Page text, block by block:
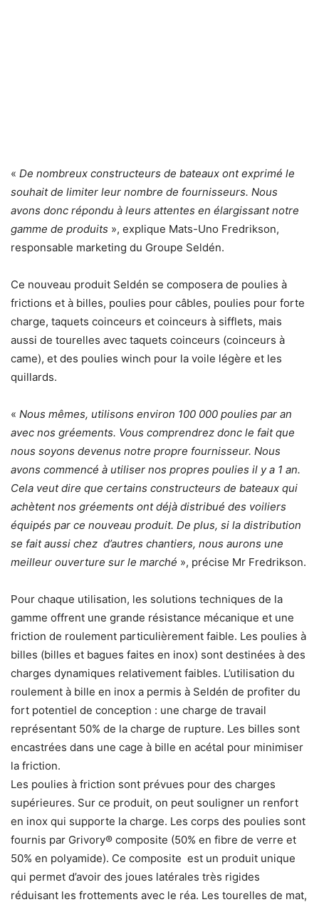
« De nombreux constructeurs de bateaux ont exprimé le
souhait de limiter leur nombre de fournisseurs. Nous
avons donc répondu à leurs attentes en élargissant notre
gamme de produits », explique Mats-Uno Fredrikson,
responsable marketing du Groupe Seldén.
Ce nouveau produit Seldén se composera de poulies à
frictions et à billes, poulies pour câbles, poulies pour forte
charge, taquets coinceurs et coinceurs à sifflets, mais
aussi de tourelles avec taquets coinceurs (coinceurs à
came), et des poulies winch pour la voile légère et les
quillards.
« Nous mêmes, utilisons environ 100 000 poulies par an
avec nos gréements. Vous comprendrez donc le fait que
nous soyons devenus notre propre fournisseur. Nous
avons commencé à utiliser nos propres poulies il y a 1 an.
Cela veut dire que certains constructeurs de bateaux qui
achètent nos gréements ont déjà distribué des voiliers
équipés par ce nouveau produit. De plus, si la distribution
se fait aussi chez d’autres chantiers, nous aurons une
meilleur ouverture sur le marché », précise Mr Fredrikson.
Pour chaque utilisation, les solutions techniques de la
gamme offrent une grande résistance mécanique et une
friction de roulement particulièrement faible. Les poulies à
billes (billes et bagues faites en inox) sont destinées à des
charges dynamiques relativement faibles. L’utilisation du
roulement à bille en inox a permis à Seldén de profiter du
fort potentiel de conception : une charge de travail
représentant 50% de la charge de rupture. Les billes sont
encastrées dans une cage à bille en acétal pour minimiser
la friction.
Les poulies à friction sont prévues pour des charges
supérieures. Sur ce produit, on peut souligner un renfort
en inox qui supporte la charge. Les corps des poulies sont
fournis par Grivory® composite (50% en fibre de verre et
50% en polyamide). Ce composite est un produit unique
qui permet d’avoir des joues latérales très rigides
réduisant les frottements avec le réa. Les tourelles de mat,